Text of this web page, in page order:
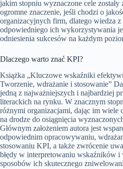
jakim stopniu wyznaczone cele
ogromne znaczenie, jeśli chodzi o
organizacyjnych firm, dlatego wiedza z
odpowiedniego ich wykorzystywania
odniesienia sukcesów na każdym
Dlaczego warto znać KPI?
Książka „Kluczowe wskaźniki
Tworzenie, wdrażanie i stosowanie”
jedną z najważniejszych i najbardziej
literackich na rynku. W znacznym
różnymi organizacjami, dając im wiele
na drodze do osiągnięcia
Głównym założeniem autora jest
odpowiednim opracowywaniu,
stosowaniu KPI, a także zwrócenie
błędy w interpretowaniu wskaźników i
sposobów ich skutecznego